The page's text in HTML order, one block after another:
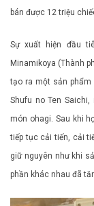
bán được 12 triệu
Sự xuất hiện đầu
Minamikoya (Thành
tạo ra một sản
Shufu no Ten
món ohagi. Sau khi
tiếp tục cải tiến, cải
giữ nguyên như khi
phần khác nhau đã